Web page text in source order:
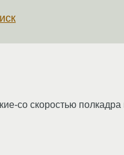
со скоростью полкадра